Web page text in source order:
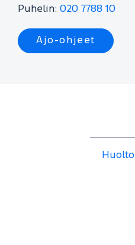
Puhelin: 020 7788 10
Ajo-ohjeet
Huolto